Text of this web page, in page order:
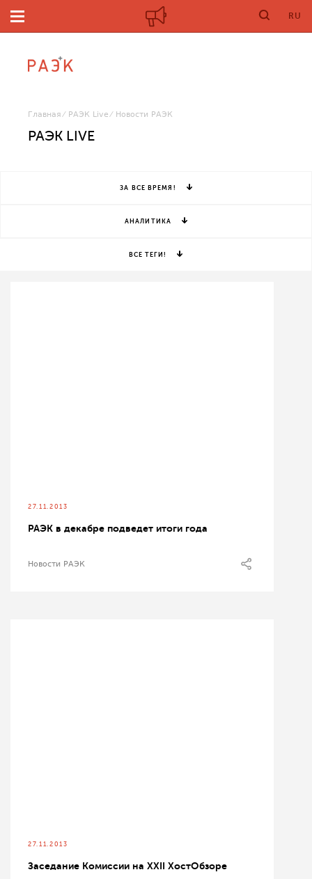
RU
Главная РАЭК Live Новости РАЭК
РАЭК LIVE
ЗА ВСЕ ВРЕМЯ!
АНАЛИТИКА
ВСЕ ТЕГИ!
27.11.2013
РАЭК в декабре подведет итоги года
Новости РАЭК
27.11.2013
Заседание Комиссии на XXII ХостОбзоре